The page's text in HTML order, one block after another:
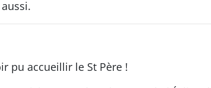
pu accueillir le St Père !